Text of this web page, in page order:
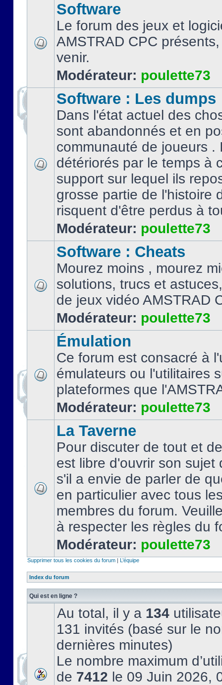
Software
Le forum des jeux et
AMSTRAD CPC
venir.
Modérateur: poulette73
Software : Les dumps
Dans l'état actuel des
sont abandonnés et en
communauté de joueurs .
détériorés par le temps à
support sur lequel ils
grosse partie de l'histoire
risquent d'être perdus à
Modérateur: poulette73
Software : Cheats
Mourez moins , mourez
solutions, trucs et
de jeux vidéo AMSTRAD
Modérateur: poulette73
Émulation
Ce forum est consacré à
émulateurs ou l'utilitaires
plateformes que
Modérateur: poulette73
La Taverne
Pour discuter de tout et
est libre d'ouvrir son sujet
s'il a envie de parler de
en particulier avec tous
membres du forum.
à respecter les règles du
Modérateur: poulette73
Supprimer tous les cookies du forum | L’équipe
Index du forum
Qui est en ligne ?
Au total, il y a 134
131 invités (basé sur le
dernières minutes)
Le nombre maximum
de 7412 le 09 Juin 2026,